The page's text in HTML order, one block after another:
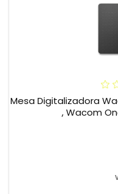
Mesa Digitalizadora
, Wacom